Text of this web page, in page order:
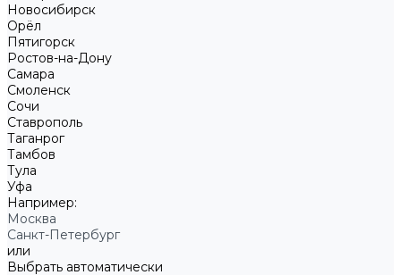
Новосибирск
Орёл
Пятигорск
Ростов-на-Дону
Самара
Смоленск
Сочи
Ставрополь
Таганрог
Тамбов
Тула
Уфа
Например:
Москва
Санкт-Петербург
или
Выбрать автоматически